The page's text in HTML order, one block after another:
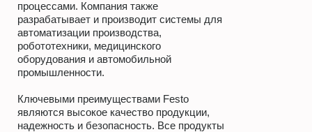
процессами. Компания также
разрабатывает и производит системы для
автоматизации производства,
робототехники, медицинского
оборудования и автомобильной
промышленности.
Ключевыми преимуществами Festo
являются высокое качество продукции,
надежность и безопасность. Все продукты